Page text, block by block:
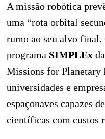
A missão robótica
uma “rota orbital
rumo ao seu alvo
programa SIMPLEx
Missions for Planetary
universidades e
espaçonaves capazes
científicas com custos